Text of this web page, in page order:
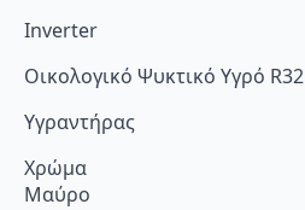
Inverter
Οικολογικό Ψυκτικό Υγρό R32
Υγραντήρας
Χρώμα
Μαύρο